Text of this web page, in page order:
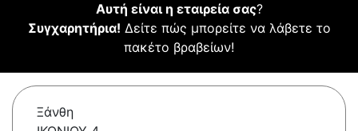
Αυτή είναι η εταιρεία σας?
Συγχαρητήρια! Δείτε πώς μπορείτε να λάβετε το
πακέτο βραβείων!
Ξάνθη